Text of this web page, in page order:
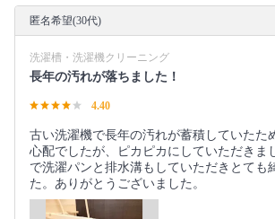
匿名希望(30代)
洗濯槽・洗濯機クリーニング
長年の汚れが落ちました！
4.40
古い洗濯機で長年の汚れが蓄積していたた
心配でしたが、ピカピカにしていただきま
で洗濯パンと排水溝もしていただきとても
た。ありがとうございました。